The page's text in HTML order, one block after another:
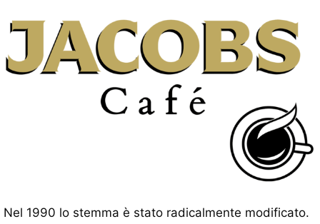
Nel 1990 lo stemma è stato radicalmente modificato.